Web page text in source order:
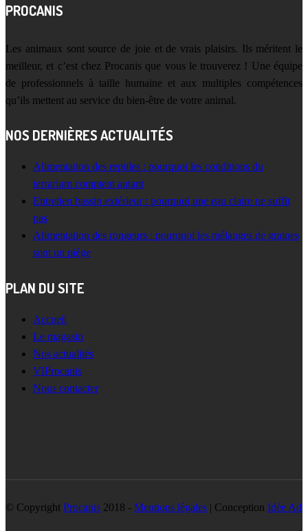
PROCANIS
Les animaux sont source de joie et de vrais plaisirs. Ils méritent le
meilleur, et c’est chez Procanis que vous le trouverez ! Une équipe
de professionnels à taille humaine et aux multiples compétences
qu’ils mettent au service du bien-être de votre animal.
NOS DERNIÈRES ACTUALITÉS
Alimentation des reptiles : pourquoi les conditions du
terrarium comptent autant
Entretien bassin extérieur : pourquoi une eau claire ne suffit
pas
Alimentation des rongeurs : pourquoi les mélanges de graines
sont un piège
PLAN DU SITE
Accueil
Le magasin
Nos actualités
VIProcanis
Nous contacter
© Copyright Procanis 2018 - Mentions légales | Conception Idée Ad